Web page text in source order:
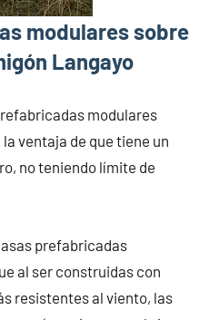
modulares sobre
Langayo
modulares
ventaja de que tiene un
no teniendo límite de
prefabricadas
al ser construidas con
resistentes al viento, las